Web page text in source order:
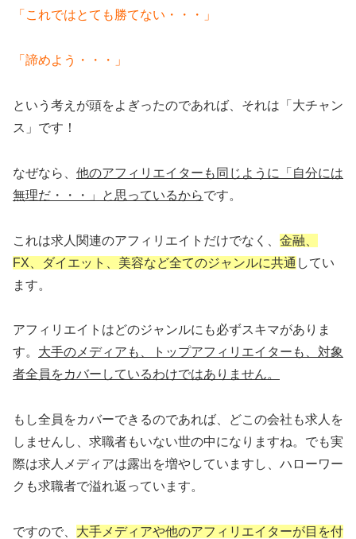
「これではとても勝てない・・・」
「諦めよう・・・」
という考えが頭をよぎったのであれば、それは「大チャン
ス」です！
なぜなら、 他のアフィリエイターも同じように「自分には
無理だ・・・」と思っているからです。
これは求人関連のアフィリエイトだけでなく、 金融、
FX、ダイエット、美容など全てのジャンルに共通 してい
ます。
アフィリエイトはどのジャンルにも必ずスキマがありま
す。 大手のメディアも、トップアフィリエイターも、対象
者全員をカバーしているわけではありません。
もし全員をカバーできるのであれば、どこの会社も求人を
しませんし、求職者もいない世の中になりますね。でも実
際は求人メディアは露出を増やしていますし、ハローワー
クも求職者で溢れ返っています。
ですので、 大手メディアや他のアフィリエイターが目を付